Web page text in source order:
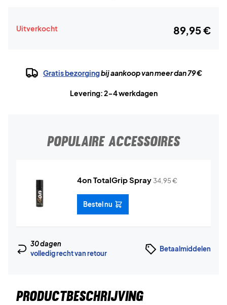
Uitverkocht 89,95 €
Gratis bezorgingbij aankoop van meer dan 79 €
Levering: 2-4 werkdagen
POPULAIRE ACCESSOIRES
4on TotalGrip Spray 34,95€
Bestel nu
30 dagen
volledig recht van retour
Betaalmiddelen
PRODUCTBESCHRIJVING